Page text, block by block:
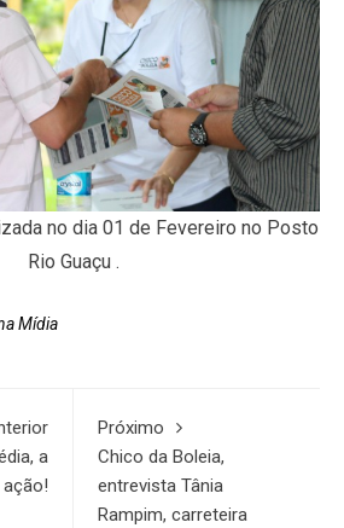
no dia 01 de Fevereiro no Posto
Rio Guaçu .
Mídia
a
ação!
Próximo
Chico da Boleia,
entrevista Tânia
Rampim, carreteira